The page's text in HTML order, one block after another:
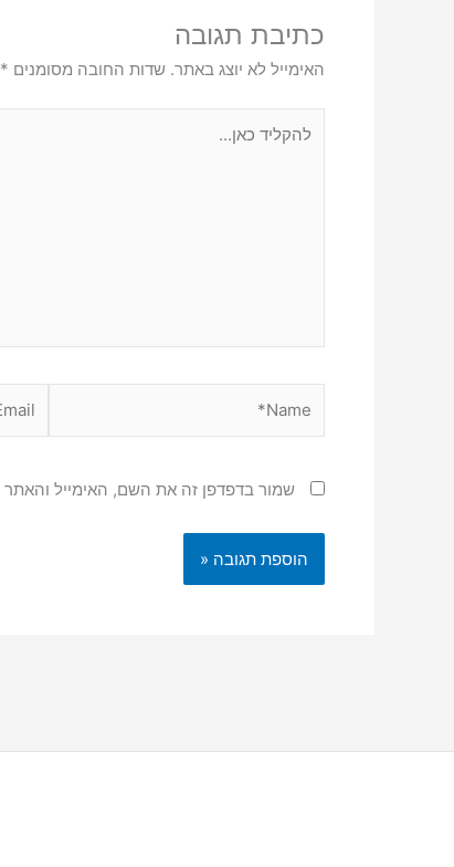
כתיבת תגובה
האימייל לא יוצג באתר. שדות החובה מסומנים *
כאן...
שמור בדפדפן זה את השם, האימייל